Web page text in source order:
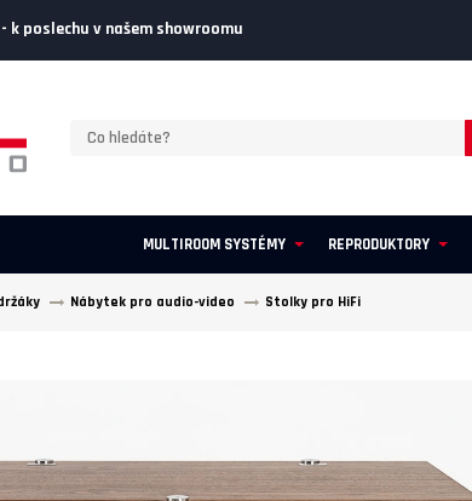
- k poslechu v našem showroomu
MULTIROOM SYSTÉMY REPRODUKTORY
Nábytek pro audio-video Stolky pro HiFi